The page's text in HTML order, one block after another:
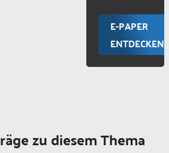
E-PAPER
ENTDECKEN
zu diesem Thema